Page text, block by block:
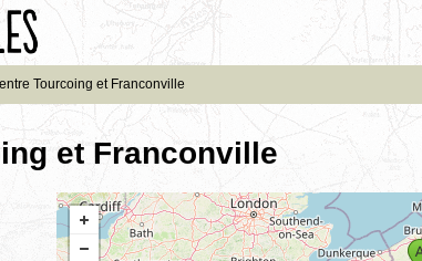
Tourcoing et Franconville
et Franconville